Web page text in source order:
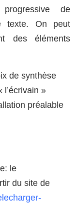
de
texte. On peut
des éléments
de synthèse
l’écrivain »
préalable
le
du site de